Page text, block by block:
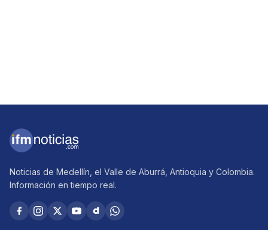
Noticias de Medellín, el Valle de Aburrá, Antioquia y Colombia.
Información en tiempo real.